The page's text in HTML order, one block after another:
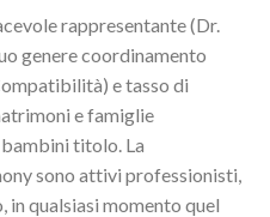
rappresentante (Dr.
genere coordinamento
e tasso di
e famiglie
titolo. La
sono attivi professionisti,
in qualsiasi momento quel